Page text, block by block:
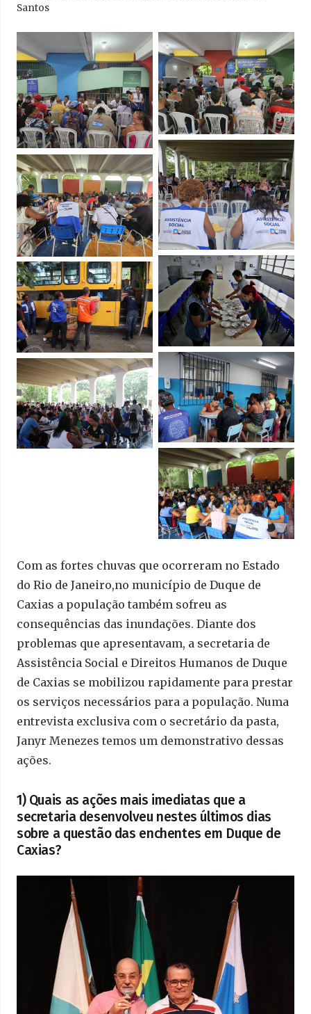
Santos
Com as fortes chuvas que ocorreram no Estado
do Rio de Janeiro,no município de Duque de
Caxias a população também sofreu as
consequências das inundações. Diante dos
problemas que apresentavam, a secretaria de
Assistência Social e Direitos Humanos de Duque
de Caxias se mobilizou rapidamente para prestar
os serviços necessários para a população. Numa
entrevista exclusiva com o secretário da pasta,
Janyr Menezes temos um demonstrativo dessas
ações.
1) Quais as ações mais imediatas que a
secretaria desenvolveu nestes últimos dias
sobre a questão das enchentes em Duque de
Caxias?